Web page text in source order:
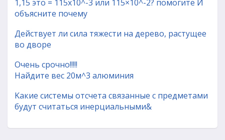
1,15 это = 115х10^-3 или 115×10^-2? помогите И
объясните почему
Действует ли сила тяжести на дерево, растущее
во дворе
Очень срочно!!!!!
Найдите вес 20м^3 алюминия
Kакие системы отсчета связанные с предметами
будут считаться инерциальными&